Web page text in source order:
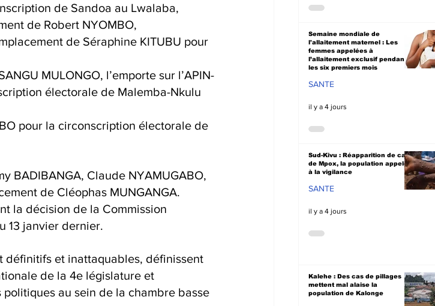
de Sandoa au Lwalaba,
de Robert NYOMBO,
de Séraphine KITUBU pour
MULONGO, l’emporte sur l’APIN-
électorale de Malemba-Nkulu
pour la circonscription électorale de
BADIBANGA, Claude NYAMUGABO,
de Cléophas MUNGANGA.
la décision de la Commission
13 janvier dernier.
définitifs et inattaquables, définissent
de la 4e législature et
au sein de la chambre basse
Semaine mondiale de
l'allaitement maternel : Les
femmes appelées à
l’allaitement exclusif pendant
les six premiers mois
SANTE
il y a 4 jours
Sud-Kivu : Réapparition de cas
de Mpox, la population appelée
à la vigilance
SANTE
il y a 4 jours
Kalehe : Des cas de pillages
mettent mal alaise la
population de Kalonge